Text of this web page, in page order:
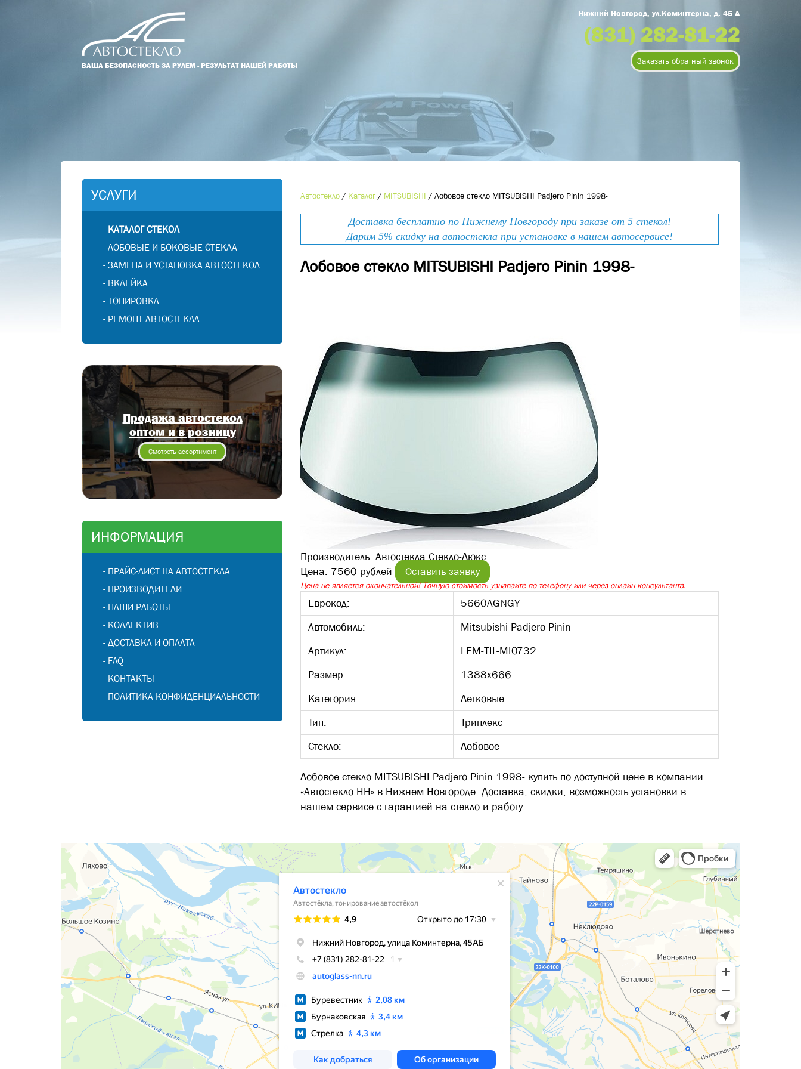
ВАША БЕЗОПАСНОСТЬ ЗА РУЛЕМ - РЕЗУЛЬТАТ НАШЕЙ РАБОТЫ
Нижний Новгород, ул.Коминтерна, д. 45 А
(831) 282-81-22
Заказать обратный звонок
УСЛУГИ
- КАТАЛОГ СТЕКОЛ
-ЛОБОВЫЕ И БОКОВЫЕ СТЕКЛА
-ЗАМЕНА И УСТАНОВКА АВТОСТЕКОЛ
- ВКЛЕЙКА
-ТОНИРОВКА
- РЕМОНТ АВТОСТЕКЛА
Продажа автостекол
оптом и в розницу
Смотреть ассортимент
ИНФОРМАЦИЯ
- ПРАЙС-ЛИСТ НА АВТОСТЕКЛА
- ПРОИЗВОДИТЕЛИ
- НАШИ РАБОТЫ
- КОЛЛЕКТИВ
-ДОСТАВКА И ОПЛАТА
- FAQ
- КОНТАКТЫ
- ПОЛИТИКА КОНФИДЕНЦИАЛЬНОСТИ
Автостекло / Каталог / MITSUBISHI / Лобовое стекло MITSUBISHI Padjero Pinin 1998-
Доставка бесплатно по Нижнему Новгороду при заказе от 5 стекол!
Дарим 5% скидку на автостекла при установке в нашем автосервисе!
Лобовое стекло MITSUBISHI Padjero Pinin 1998-
Производитель: Автостекла Стекло-Люкс
Цена: 7560 рублей Оставить заявку
Цена не является окончательной! Точную стоимость узнавайте по телефону или через онлайн-консультанта.
Еврокод:
5660AGNGY
Автомобиль:
Mitsubishi Padjero Pinin
Артикул:
LEM-TIL-MI0732
Размер:
1388х666
Категория:
Легковые
Тип:
Триплекс
Стекло:
Лобовое
Лобовое стекло MITSUBISHI Padjero Pinin 1998- купить по доступной цене в компании
«Автостекло НН» в Нижнем Новгороде. Доставка, скидки, возможность установки в
нашем сервисе с гарантией на стекло и работу.
Оставьте номер телефона и мы Вам
перезвоним!
Номер телефона*
Ваше сообщение*
Отправить
Оформить заказ
Наименование товара